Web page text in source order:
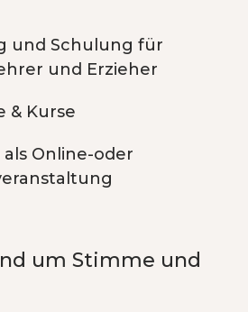
und Schulung für
und Erzieher
& Kurse
Online-oder
um Stimme und